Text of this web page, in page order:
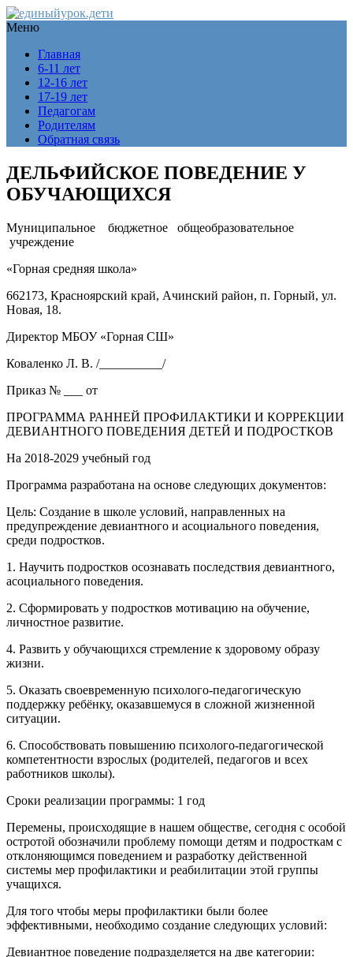
Меню
Главная
6-11 лет
12-16 лет
17-19 лет
Педагогам
Родителям
Обратная связь
ДЕЛЬФИЙСКОЕ ПОВЕДЕНИЕ У
ОБУЧАЮЩИХСЯ
Муниципальное бюджетное общеобразовательное
учреждение
«Горная средняя школа»
662173, Красноярский край, Ачинский район, п. Горный, ул.
Новая, 18.
Директор МБОУ «Горная СШ»
Коваленко Л. В. /__________/
Приказ № ___ от
ПРОГРАММА РАННЕЙ ПРОФИЛАКТИКИ И КОРРЕКЦИИ
ДЕВИАНТНОГО ПОВЕДЕНИЯ ДЕТЕЙ И ПОДРОСТКОВ
На 2018-2029 учебный год
Программа разработана на основе следующих документов:
Цель: Создание в школе условий, направленных на
предупреждение девиантного и асоциального поведения,
среди подростков.
1. Научить подростков осознавать последствия девиантного,
асоциального поведения.
2. Сформировать у подростков мотивацию на обучение,
личностное развитие.
4. Развить у обучающихся стремление к здоровому образу
жизни.
5. Оказать своевременную психолого-педагогическую
поддержку ребёнку, оказавшемуся в сложной жизненной
ситуации.
6. Способствовать повышению психолого-педагогической
компетентности взрослых (родителей, педагогов и всех
работников школы).
Сроки реализации программы: 1 год
Перемены, происходящие в нашем обществе, сегодня с особой
остротой обозначили проблему помощи детям и подросткам с
отклоняющимся поведением и разработку действенной
системы мер профилактики и реабилитации этой группы
учащихся.
Для того чтобы меры профилактики были более
эффективными, необходимо создание следующих условий:
Девиантное поведение подразделяется на две категории: